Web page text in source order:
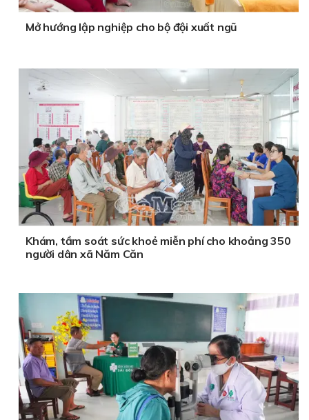
Mở hướng lập nghiệp cho bộ đội xuất ngũ
Khám, tầm soát sức khoẻ miễn phí cho khoảng 350
người dân xã Năm Căn